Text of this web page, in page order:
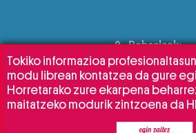
Babesleak:
Tokiko informazioa
modu librean kontatzea da gure
Horretarako zure ekarpena
maitatzeko modurik zintzoena da